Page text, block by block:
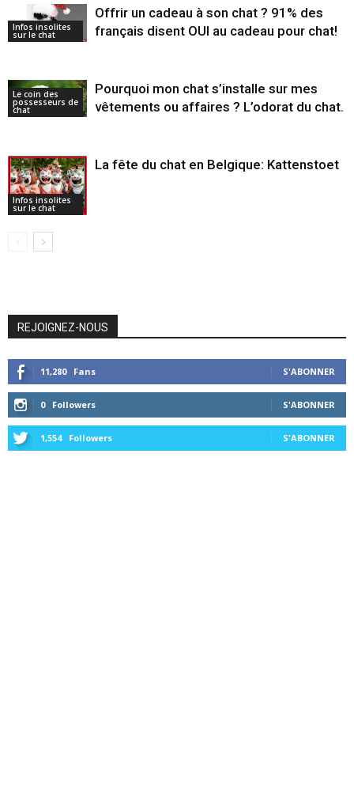
Infos insolites
sur le chat
Offrir un cadeau à son chat ? 91% des
français disent OUI au cadeau pour chat!
Le coin des
possesseurs de
chat
Pourquoi mon chat s’installe sur mes
vêtements ou affaires ? L’odorat du chat.
Infos insolites
sur le chat
La fête du chat en Belgique: Kattenstoet
REJOIGNEZ-NOUS
11,280 Fans S'ABONNER
0 Followers S'ABONNER
1,554 Followers S'ABONNER